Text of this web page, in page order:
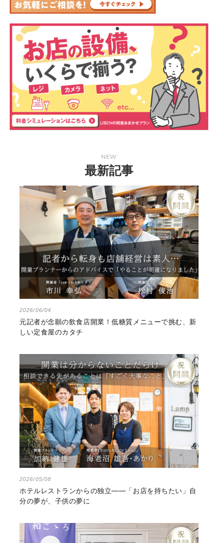
NEW
最新記事
2026/06/04
元記者が念願の飲食店開業！低糖質メニューで挑む、新
しい定食屋のカタチ
2026/05/08
ホテルレストランからの独立――「お店を持ちたい」自
分の夢が、子供の夢に